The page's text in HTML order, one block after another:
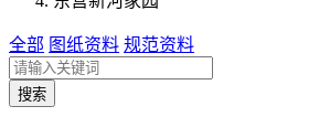
全部 图纸资料 规范资料
搜索